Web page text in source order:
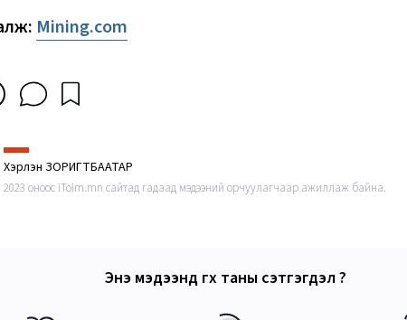
Mining.com
Хэрлэн ЗОРИГТБААТАР
2023 оноос iToim.mn сайтад гадаад мэдээний орчуулагчаар ажиллаж байна.
Энэ мэдээнд өгөх таны сэтгэгдэл ?